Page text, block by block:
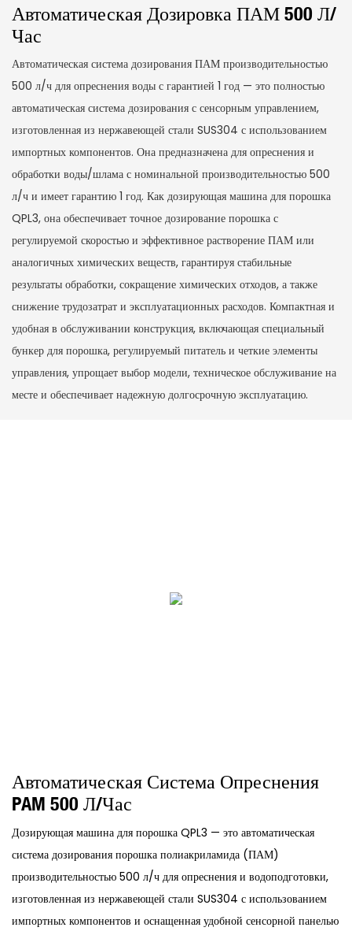
Автоматическая Дозировка ПАМ 500 Л/
Час
Автоматическая система дозирования ПАМ производительностью
500 л/ч для опреснения воды с гарантией 1 год — это полностью
автоматическая система дозирования с сенсорным управлением,
изготовленная из нержавеющей стали SUS304 с использованием
импортных компонентов. Она предназначена для опреснения и
обработки воды/шлама с номинальной производительностью 500
л/ч и имеет гарантию 1 год. Как дозирующая машина для порошка
QPL3, она обеспечивает точное дозирование порошка с
регулируемой скоростью и эффективное растворение ПАМ или
аналогичных химических веществ, гарантируя стабильные
результаты обработки, сокращение химических отходов, а также
снижение трудозатрат и эксплуатационных расходов. Компактная и
удобная в обслуживании конструкция, включающая специальный
бункер для порошка, регулируемый питатель и четкие элементы
управления, упрощает выбор модели, техническое обслуживание на
месте и обеспечивает надежную долгосрочную эксплуатацию.
Автоматическая Система Опреснения
PAM 500 Л/час
Дозирующая машина для порошка QPL3 — это автоматическая
система дозирования порошка полиакриламида (ПАМ)
производительностью 500 л/ч для опреснения и водоподготовки,
изготовленная из нержавеющей стали SUS304 с использованием
импортных компонентов и оснащенная удобной сенсорной панелью